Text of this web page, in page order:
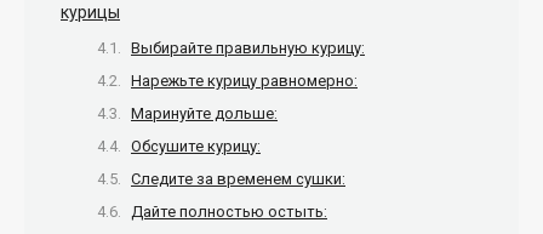
курицы
Выбирайте правильную курицу:
Нарежьте курицу равномерно:
Маринуйте дольше:
Обсушите курицу:
Следите за временем сушки:
Дайте полностью остыть: